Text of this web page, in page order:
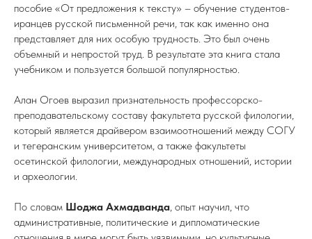
пособие «От предложения к тексту» – обучение студентов-
иранцев русской письменной речи, так как именно она
представляет для них особую трудность. Это был очень
объемный и непростой труд. В результате эта книга стала
учебником и пользуется большой популярностью.
Алан Огоев выразил признательность профессорско-
преподавательскому составу факультета русской филологии,
который является драйвером взаимоотношений между СОГУ
и тегеранским университетом, а также факультеты
осетинской филологии, международных отношений, истории
и археологии.
По словам Шоджа Ахмадванда, опыт научил, что
административные, политические и дипломатические